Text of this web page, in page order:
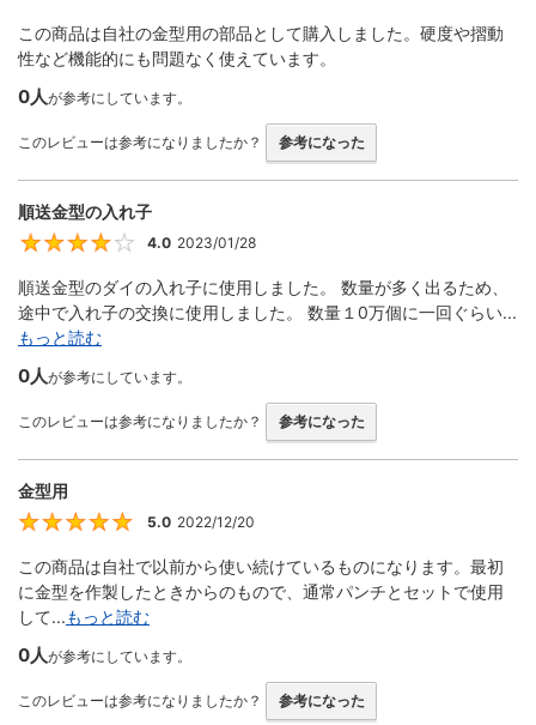
この商品は自社の金型用の部品として購入しました。硬度や摺動
性など機能的にも問題なく使えています。
0人が参考にしています。
このレビューは参考になりましたか？ 参考になった
順送金型の入れ子
4
4.0 2023/01/28
順送金型のダイの入れ子に使用しました。 数量が多く出るため、
途中で入れ子の交換に使用しました。 数量１0万個に一回ぐらい...
もっと読む
0人が参考にしています。
このレビューは参考になりましたか？ 参考になった
金型用
5
5.0 2022/12/20
この商品は自社で以前から使い続けているものになります。最初
に金型を作製したときからのもので、通常パンチとセットで使用
して...もっと読む
0人が参考にしています。
このレビューは参考になりましたか？ 参考になった